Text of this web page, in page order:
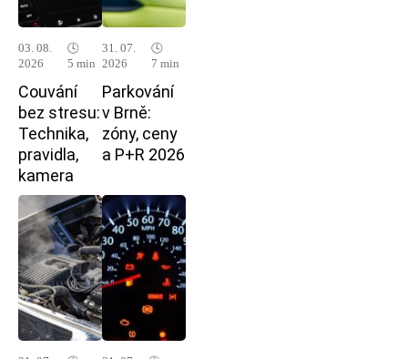
03. 08.
2026
🕓
5 min
Couvání
bez stresu:
Technika,
pravidla,
kamera
31. 07.
2026
🕓
7 min
Parkování
v Brně:
zóny, ceny
a P+R 2026